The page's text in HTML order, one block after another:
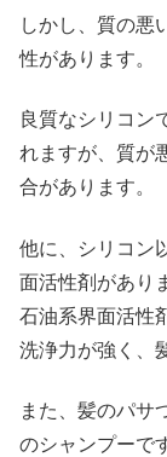
しかし、質の悪
性があります。
良質なシリコン
れますが、質が
合があります。
他に、シリコン
面活性剤があり
石油系界面活性
洗浄力が強く、
また、髪のパサ
のシャンプーで